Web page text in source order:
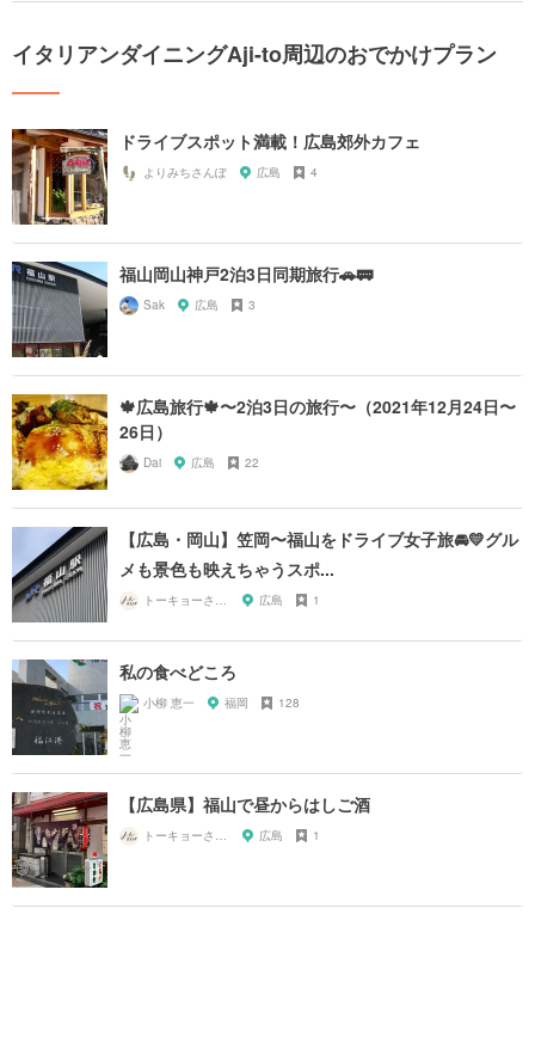
イタリアンダイニングAji-to周辺のおでかけプラン
ドライブスポット満載！広島郊外カフェ
よりみちさんぽ 広島 4
福山岡山神戸2泊3日同期旅行🚗🚃
Sak 広島 3
🍁広島旅行🍁〜2泊3日の旅行〜（2021年12月24日〜
26日）
Dai 広島 22
【広島・岡山】笠岡〜福山をドライブ女子旅🚘💛グル
メも景色も映えちゃうスポ...
広島 1
私の食べどころ
小柳 恵一 福岡 128
【広島県】福山で昼からはしご酒
広島 1